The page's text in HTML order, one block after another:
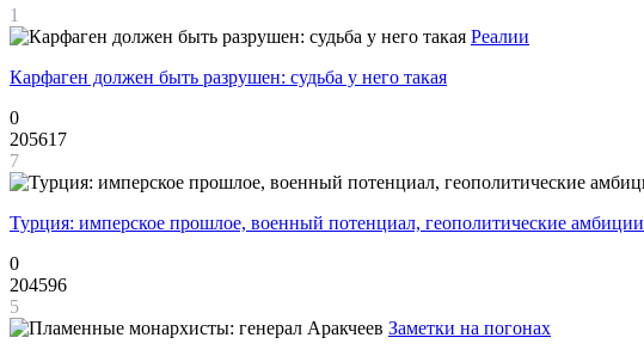
1
Реалии
Карфаген должен быть разрушен: судьба у него такая
0
205617
7
Турция: имперское прошлое, военный потенциал, геополитические амбиции
0
204596
5
Заметки на погонах